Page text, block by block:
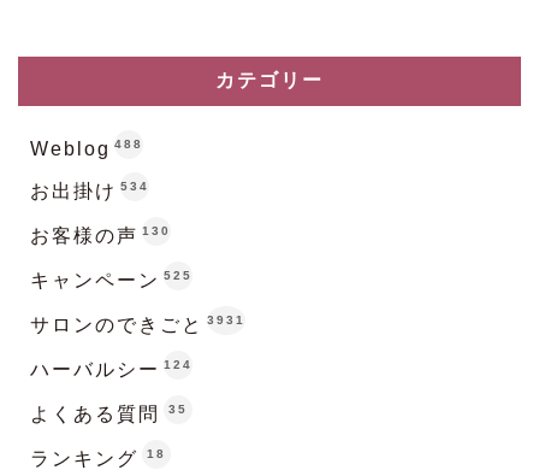
カテゴリー
Weblog 488
お出掛け 534
お客様の声 130
キャンペーン 525
サロンのできごと 3931
ハーバルシー 124
よくある質問 35
ランキング 18